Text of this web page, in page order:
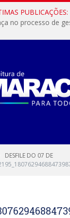
PUBLICAÇÕES:
DESFILE DO 07 DE